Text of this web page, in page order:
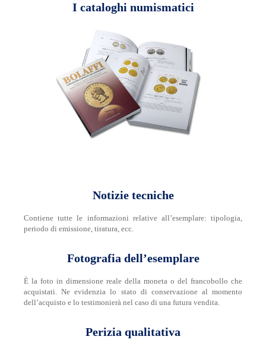
I cataloghi numismatici
Notizie tecniche
Contiene tutte le informazioni relative all’esemplare: tipologia,
periodo di emissione, tiratura, ecc.
Fotografia dell’esemplare
È la foto in dimensione reale della moneta o del francobollo che
acquistati. Ne evidenzia lo stato di conservazione al momento
dell’acquisto e lo testimonierà nel caso di una futura vendita.
Perizia qualitativa